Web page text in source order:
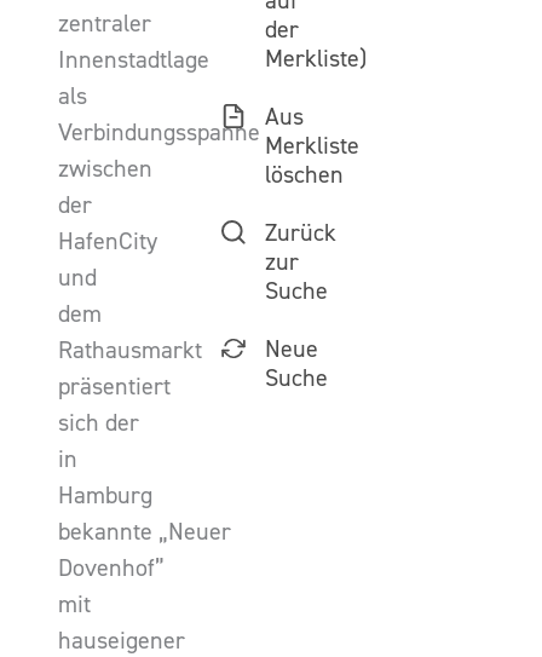
zentraler
Innenstadtlage
als
Verbindungsspanne
zwischen
der
HafenCity
und
dem
Rathausmarkt
präsentiert
sich der
in
Hamburg
bekannte „Neuer
Dovenhof”
mit
hauseigener
der
Merkliste)
Aus
Merkliste
löschen
Zurück
zur
Suche
Neue
Suche